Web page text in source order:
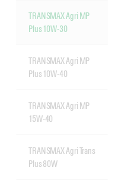
TRANSMAX Agri MP
Plus 10W-30
TRANSMAX Agri MP
Plus 10W-40
TRANSMAX Agri MP
15W-40
TRANSMAX Agri Trans
Plus 80W